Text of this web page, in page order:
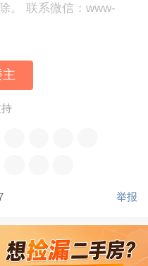
。 联系微信：www-
举报